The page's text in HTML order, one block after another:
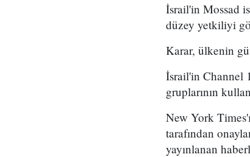
İsrail'in Mossad
düzey yetkiliyi
Karar, ülkenin
İsrail'in Channel
gruplarının
New York
tarafından
yayınlanan